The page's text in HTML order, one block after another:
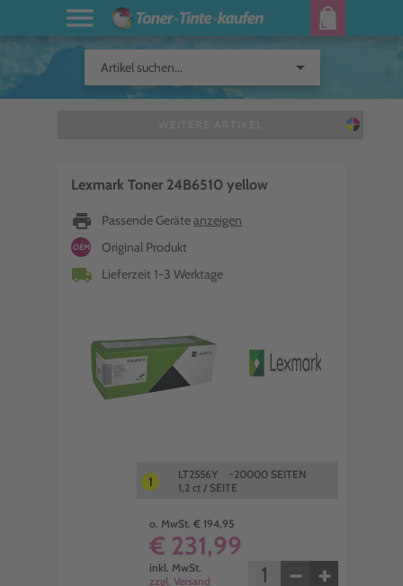
Artikel suchen... arrow_drop_down
Lexmark Toner 24B6510 yellow
print Passende Geräteanzeigen
OEM Original Produkt
local_shipping Lieferzeit 1-3 Werktage
1
LT2556Y ~20000 SEITEN
1,2 ct / SEITE
o. MwSt. € 194,95
€ 231,99
inkl. MwSt.
zzgl. Versand
− +